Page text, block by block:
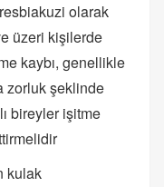
olarak
üzeri kişilerde
kaybı, genellikle
zorluk şeklinde
bireyler işitme
kulak